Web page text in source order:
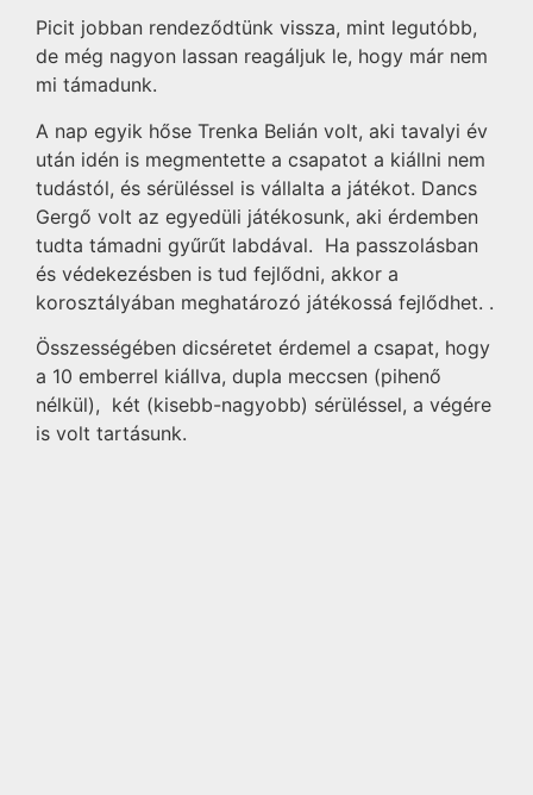
Picit jobban rendeződtünk vissza, mint legutóbb,
de még nagyon lassan reagáljuk le, hogy már nem
mi támadunk.
A nap egyik hőse Trenka Belián volt, aki tavalyi év
után idén is megmentette a csapatot a kiállni nem
tudástól, és sérüléssel is vállalta a játékot. Dancs
Gergő volt az egyedüli játékosunk, aki érdemben
tudta támadni gyűrűt labdával. Ha passzolásban
és védekezésben is tud fejlődni, akkor a
korosztályában meghatározó játékossá fejlődhet. .
Összességében dicséretet érdemel a csapat, hogy
a 10 emberrel kiállva, dupla meccsen (pihenő
nélkül), két (kisebb-nagyobb) sérüléssel, a végére
is volt tartásunk.